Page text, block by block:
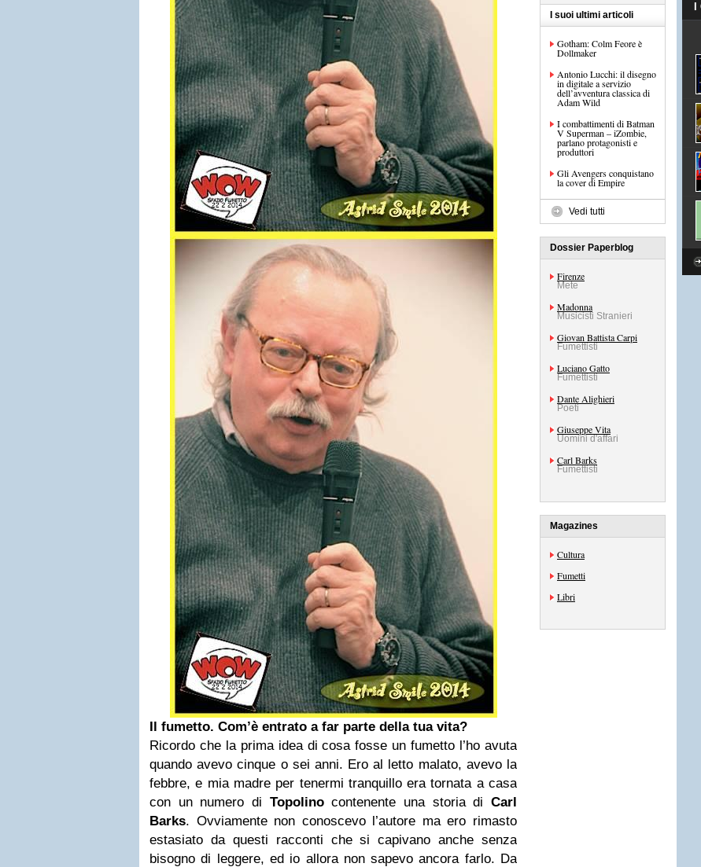
Il fumetto. Com’è entrato a far parte della tua vita?
Ricordo che la prima idea di cosa fosse un fumetto l’ho avuta
quando avevo cinque o sei anni. Ero al letto malato, avevo la
febbre, e mia madre per tenermi tranquillo era tornata a casa
con un numero di Topolinocontenente una storia diCarl
Barks. Ovviamente non conoscevo l’autore ma ero rimasto
estasiato da questi racconti che si capivano anche senza
bisogno di leggere, ed io allora non sapevo ancora farlo. Da
I suoi ultimi articoli
Gotham: Colm Feore è
Dollmaker
Antonio Lucchi: il disegno
in digitale a servizio
dell’avventura classica di
Adam Wild
I combattimenti di Batman
V Superman – iZombie,
parlano protagonisti e
produttori
Gli Avengers conquistano
la cover di Empire
Vedi tutti
Dossier Paperblog
Firenze
Mete
Madonna
Musicisti Stranieri
Giovan Battista Carpi
Fumettisti
Luciano Gatto
Fumettisti
Dante Alighieri
Poeti
Giuseppe Vita
Uomini d'affari
Carl Barks
Fumettisti
Magazines
Cultura
Fumetti
Libri